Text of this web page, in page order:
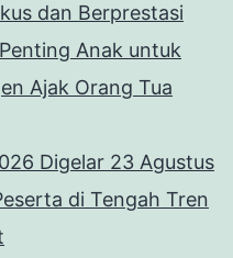
dan Berprestasi
Anak untuk
Ajak Orang Tua
Digelar 23 Agustus
di Tengah Tren